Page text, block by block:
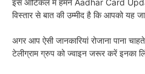
विस्तार से बात की उम्मीद है कि आपको यह
अगर आप ऐसी जानकारियां रोजाना पाना
टेलीग्राम ग्रुप को ज्वाइन जरूर करें इनका